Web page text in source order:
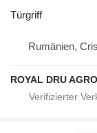
Türgriff
Rumänien,
ROYAL DRU